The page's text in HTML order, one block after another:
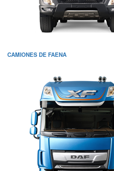
CAMIONES DE FAENA